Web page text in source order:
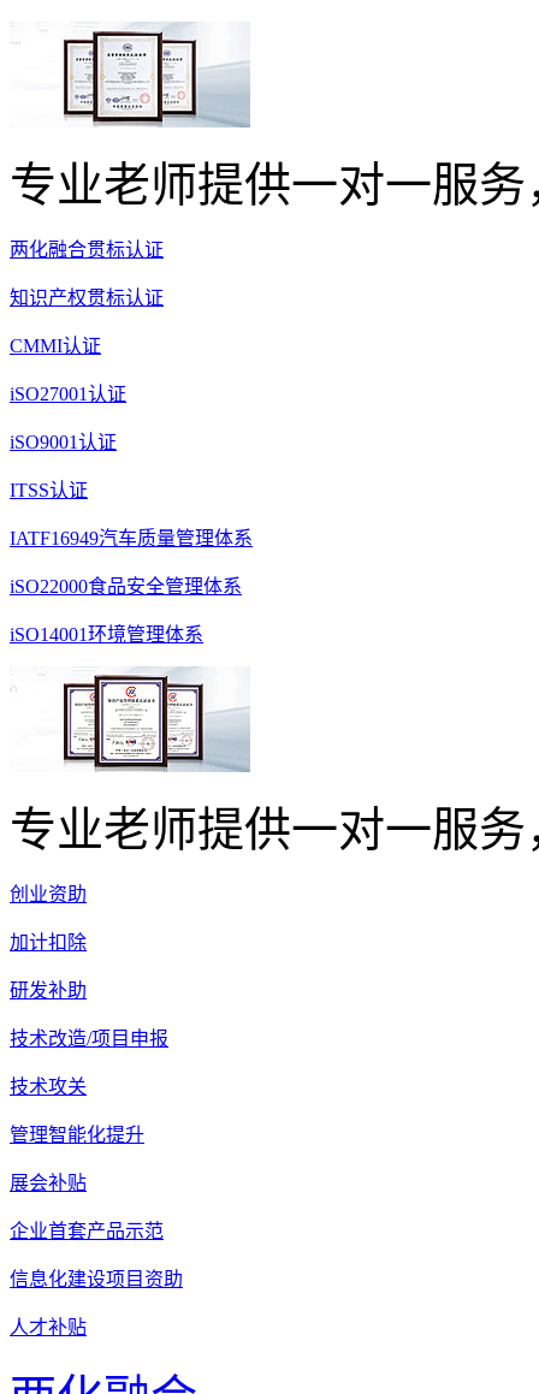
专业老师提供一对一服
两化融合贯标认证
知识产权贯标认证
CMMI认证
iSO27001认证
iSO9001认证
ITSS认证
IATF16949汽车质量管理体系
iSO22000食品安全管理体系
iSO14001环境管理体系
专业老师提供一对一服
创业资助
加计扣除
研发补助
技术改造/项目申报
技术攻关
管理智能化提升
展会补贴
企业首套产品示范
信息化建设项目资助
人才补贴